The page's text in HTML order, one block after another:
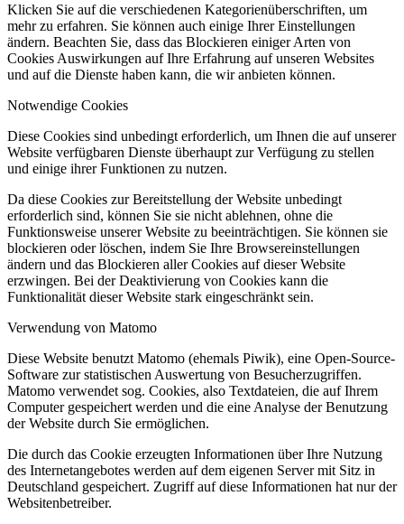
Klicken Sie auf die verschiedenen Kategorienüberschriften, um
mehr zu erfahren. Sie können auch einige Ihrer Einstellungen
ändern. Beachten Sie, dass das Blockieren einiger Arten von
Cookies Auswirkungen auf Ihre Erfahrung auf unseren Websites
und auf die Dienste haben kann, die wir anbieten können.
Notwendige Cookies
Diese Cookies sind unbedingt erforderlich, um Ihnen die auf unserer
Website verfügbaren Dienste überhaupt zur Verfügung zu stellen
und einige ihrer Funktionen zu nutzen.
Da diese Cookies zur Bereitstellung der Website unbedingt
erforderlich sind, können Sie sie nicht ablehnen, ohne die
Funktionsweise unserer Website zu beeinträchtigen. Sie können sie
blockieren oder löschen, indem Sie Ihre Browsereinstellungen
ändern und das Blockieren aller Cookies auf dieser Website
erzwingen. Bei der Deaktivierung von Cookies kann die
Funktionalität dieser Website stark eingeschränkt sein.
Verwendung von Matomo
Diese Website benutzt Matomo (ehemals Piwik), eine Open-Source-
Software zur statistischen Auswertung von Besucherzugriffen.
Matomo verwendet sog. Cookies, also Textdateien, die auf Ihrem
Computer gespeichert werden und die eine Analyse der Benutzung
der Website durch Sie ermöglichen.
Die durch das Cookie erzeugten Informationen über Ihre Nutzung
des Internetangebotes werden auf dem eigenen Server mit Sitz in
Deutschland gespeichert. Zugriff auf diese Informationen hat nur der
Websitenbetreiber.